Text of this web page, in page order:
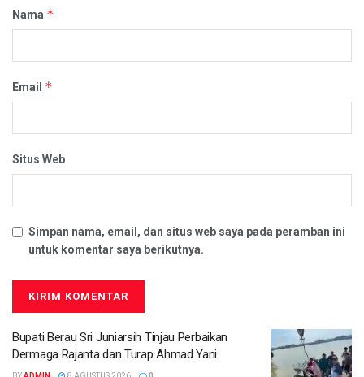
Nama *
Email *
Situs Web
Simpan nama, email, dan situs web saya pada peramban ini
untuk komentar saya berikutnya.
Bupati Berau Sri Juniarsih Tinjau Perbaikan
Dermaga Rajanta dan Turap Ahmad Yani